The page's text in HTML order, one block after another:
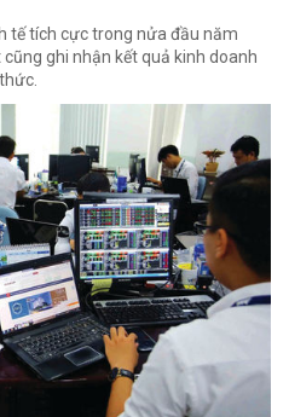
tế tích cực trong nửa đầu năm
ghi nhận kết quả kinh doanh